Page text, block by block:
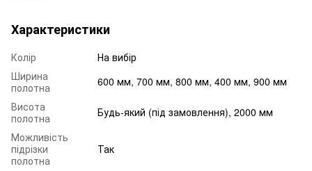
Характеристики
Колір
На вибір
Ширина
полотна
600 мм, 700 мм, 800 мм, 400 мм, 900 мм
Висота
полотна
Будь-який (під замовлення), 2000 мм
Можливість
підрізки
полотна
Так